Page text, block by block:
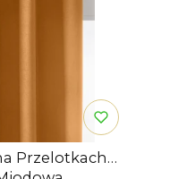
Przelotkach